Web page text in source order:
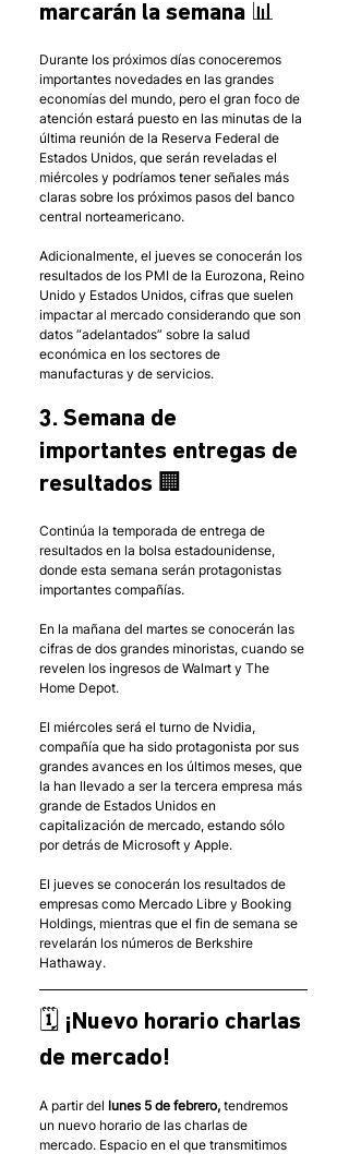
marcarán la semana 📊
Durante los próximos días conoceremos
importantes novedades en las grandes
economías del mundo, pero el gran foco de
atención estará puesto en las minutas de la
última reunión de la Reserva Federal de
Estados Unidos, que serán reveladas el
miércoles y podríamos tener señales más
claras sobre los próximos pasos del banco
central norteamericano.
Adicionalmente, el jueves se conocerán los
resultados de los PMI de la Eurozona, Reino
Unido y Estados Unidos, cifras que suelen
impactar al mercado considerando que son
datos “adelantados” sobre la salud
económica en los sectores de
manufacturas y de servicios.
3. Semana de
importantes entregas de
resultados 🏢
Continúa la temporada de entrega de
resultados en la bolsa estadounidense,
donde esta semana serán protagonistas
importantes compañías.
En la mañana del martes se conocerán las
cifras de dos grandes minoristas, cuando se
revelen los ingresos de Walmart y The
Home Depot.
El miércoles será el turno de Nvidia,
compañía que ha sido protagonista por sus
grandes avances en los últimos meses, que
la han llevado a ser la tercera empresa más
grande de Estados Unidos en
capitalización de mercado, estando sólo
por detrás de Microsoft y Apple.
El jueves se conocerán los resultados de
empresas como Mercado Libre y Booking
Holdings, mientras que el fin de semana se
revelarán los números de Berkshire
Hathaway.
🗓 ¡Nuevo horario charlas
de mercado!
A partir del lunes 5 de febrero, tendremos
un nuevo horario de las charlas de
mercado. Espacio en el que transmitimos